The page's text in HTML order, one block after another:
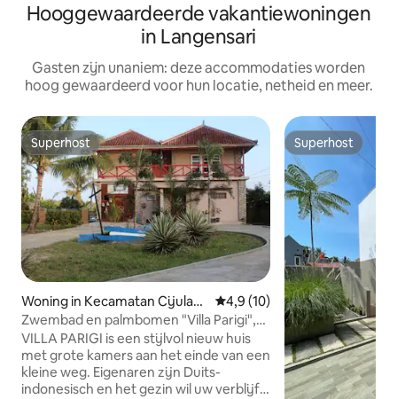
Hooggewaardeerde vakantiewoningen
in Langensari
Gasten zijn unaniem: deze accommodaties worden
hoog gewaardeerd voor hun locatie, netheid en meer.
Superhost
Superhost
Woning in Kecamatan Cijulan
g
Gemiddelde beoordeling van
4,9 (10)
Zwembad en palmbomen "Villa Parigi",
huis
VILLA PARIGI is een stijlvol nieuw huis
met grote kamers aan het einde van een
kleine weg. Eigenaren zijn Duits-
indonesisch en het gezin wil uw verblijf
Superhost
Superhost